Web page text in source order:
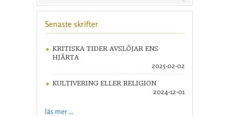
Senaste skrifter
KRITISKA TIDER AVSLÖJAR ENS
HJÄRTA
2025-02-02
KULTIVERING ELLER RELIGION
2024-12-01
läs mer ...